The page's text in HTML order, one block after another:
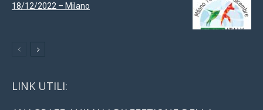
18/12/2022 – Milano
LINK UTILI: